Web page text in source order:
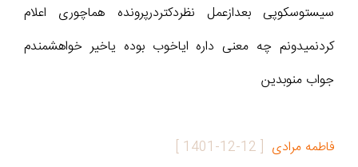
سیستوسکوپی بعدازعمل نظردکتردرپرونده هماچوری اعلام
کردنمیدونم چه معنی داره ایاخوب بوده یاخیر خواهشمندم
جواب منوبدین
فاطمه مرادی [
1401-12-12
]